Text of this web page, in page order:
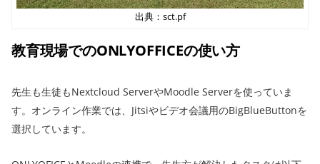
出典：sct.pf
教育現場でのONLYOFFICEの使い方
先生も生徒もNextcloud ServerやMoodle Serverを使っていま
す。オンライン作業では、Jitsiやビデオ会議用のBigBlueButtonを
選択しています。